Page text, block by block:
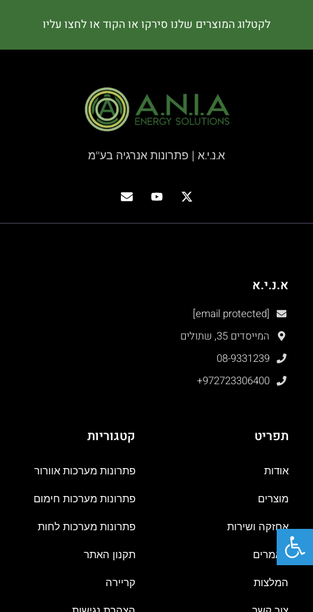
לקטלוג המוצרים שלנו סירקו או הקוד או לחצו עליו
א.נ.י.א | פתרונות אנרגיה בע"מ
א.נ.י.א
[email protected]
המייסדים 35, שתולים
08-9331239
+972723306400
תפריט
אודות
מוצרים
אחזקה ושירות
מאמרים
המלצות
קטגוריות
פתרונות מערכות אוורור
פתרונות מערכות חימום
פתרונות מערכות לחות
תקנון האתר
קריירה
פתח סרגל נגישות